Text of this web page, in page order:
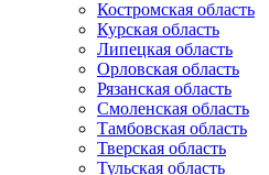
Костромская область
Курская область
Липецкая область
Орловская область
Рязанская область
Смоленская область
Тамбовская область
Тверская область
Тульская область